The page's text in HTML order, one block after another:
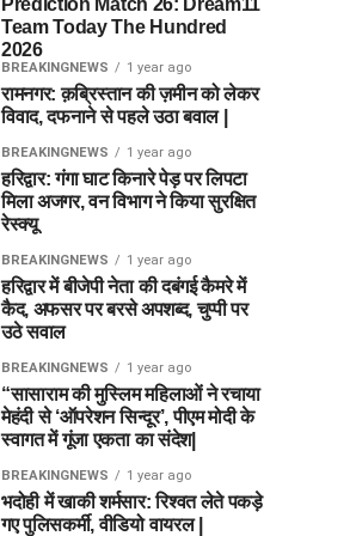
Team Today The Hundred
2026
BREAKINGNEWS 1 year ago
रामनगर: क़ब्रिस्तान की ज़मीन को लेकर
विवाद, दफनाने से पहले उठा बवाल |
BREAKINGNEWS 1 year ago
हरिद्वार: गंगा घाट किनारे पेड़ पर लिपटा
मिला अजगर, वन विभाग ने किया सुरक्षित
रेस्क्यू
BREAKINGNEWS 1 year ago
हरिद्वार में बीजेपी नेता की दबंगई कैमरे में
कैद, अफसर पर बरसे अपशब्द, चुप्पी पर
उठे सवाल
BREAKINGNEWS 1 year ago
“सासाराम की मुस्लिम महिलाओं ने रचाया
मेहंदी से ‘ऑपरेशन सिन्दूर’, पीएम मोदी के
स्वागत में गूंजा एकता का संदेश|
BREAKINGNEWS 1 year ago
भदोही में खाकी शर्मसार: रिश्वत लेते पकड़े
गए पुलिसकर्मी, वीडियो वायरल |